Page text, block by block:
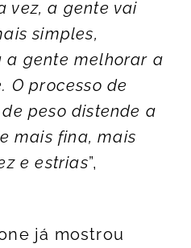
vez, a gente vai
simples,
a gente melhorar a
O processo de
peso distende a
mais fina, mais
e estrias”,
já mostrou